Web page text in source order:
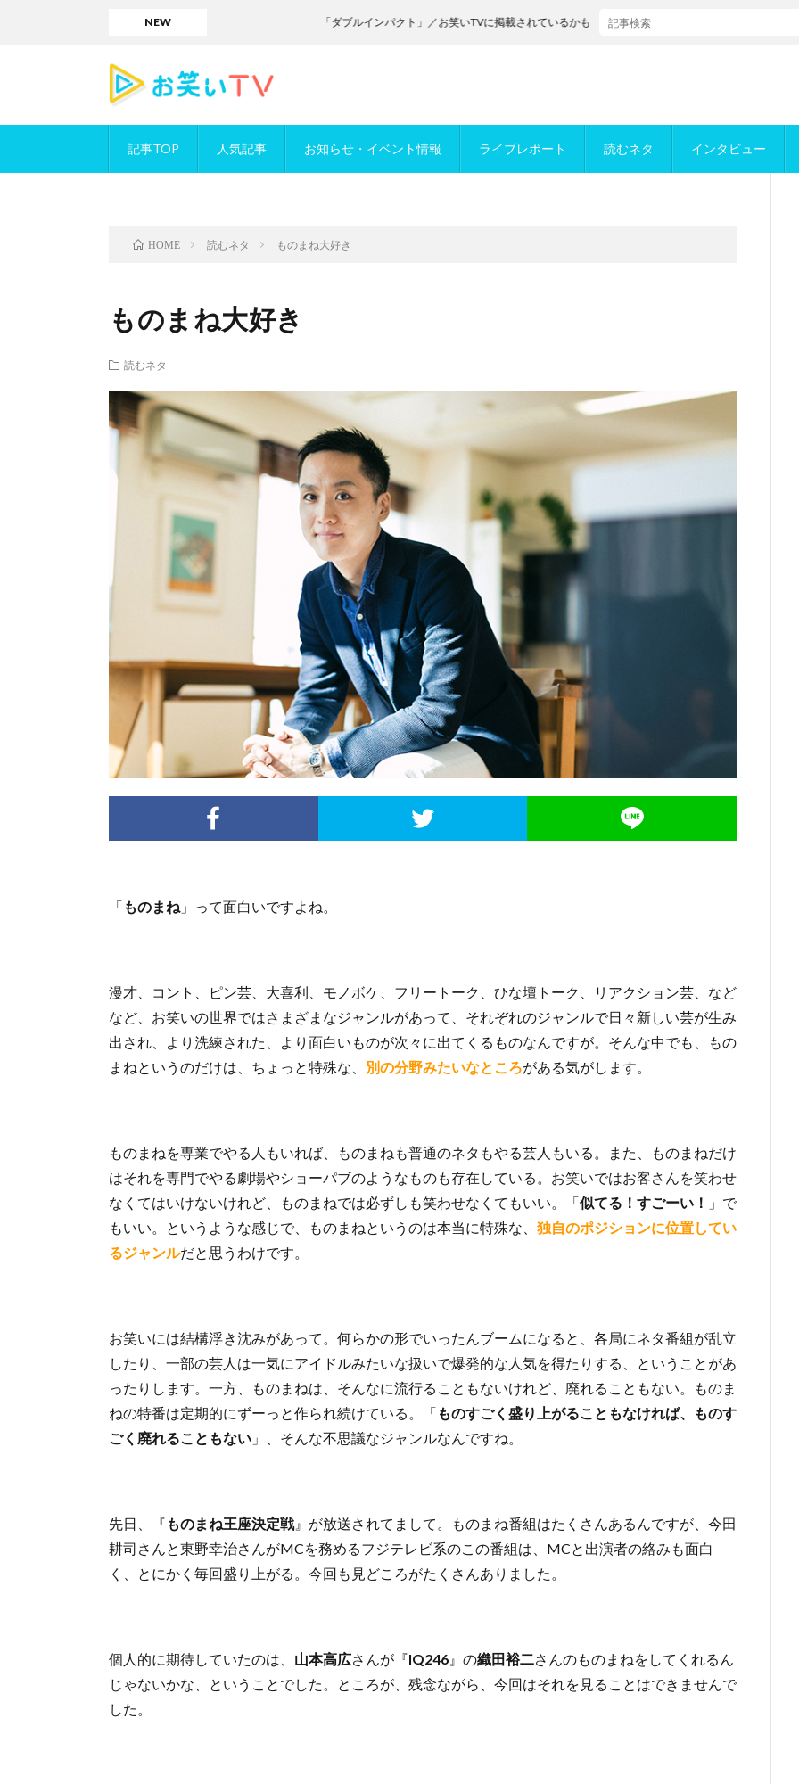
記事TOP 人気記事 お知らせ・イベント情報 ライブレポート 読むネタ インタビュー
NEW 「ダブルインパクト」／お笑いTVに掲載されているかもめんたるが決勝進出！
HOME 読むネタ ものまね大好き
ものまね大好き
読むネタ
「 ものまね 」って面白いですよね。
漫才、コント、ピン芸、大喜利、モノボケ、フリートーク、ひな壇トーク、リアクション芸、など
など、お笑いの世界ではさまざまなジャンルがあって、それぞれのジャンルで日々新しい芸が生み
出され、より洗練された、より面白いものが次々に出てくるものなんですが。そんな中でも、もの
まねというのだけは、ちょっと特殊な、
別の分野みたいなところがある気がします。
ものまねを専業でやる人もいれば、ものまねも普通のネタもやる芸人もいる。また、ものまねだけ
はそれを専門でやる劇場やショーパブのようなものも存在している。お笑いではお客さんを笑わせ
なくてはいけないけれど、ものまねでは必ずしも笑わせなくてもいい。「似てる！すごーい！ 」で
もいい。というような感じで、ものまねというのは本当に特殊な、 独自のポジションに位置してい
るジャンルだと思うわけです。
お笑いには結構浮き沈みがあって。何らかの形でいったんブームになると、各局にネタ番組が乱立
したり、一部の芸人は一気にアイドルみたいな扱いで爆発的な人気を得たりする、ということがあ
ったりします。一方、ものまねは、そんなに流行ることもないけれど、廃れることもない。ものま
ねの特番は定期的にずーっと作られ続けている。「 ものすごく盛り上がることもなければ、ものす
ごく廃れることもない 」、そんな不思議なジャンルなんですね。
先日、『 ものまね王座決定戦』が放送されてまして。ものまね番組はたくさんあるんですが、今田
耕司さんと東野幸治さんがMCを務めるフジテレビ系のこの番組は、MCと出演者の絡みも面白
く、とにかく毎回盛り上がる。今回も見どころがたくさんありました。
個人的に期待していたのは、 山本高広さんが『IQ246 』の織田裕二さんのものまねをしてくれるん
じゃないかな、ということでした。ところが、残念ながら、今回はそれを見ることはできませんで
した。